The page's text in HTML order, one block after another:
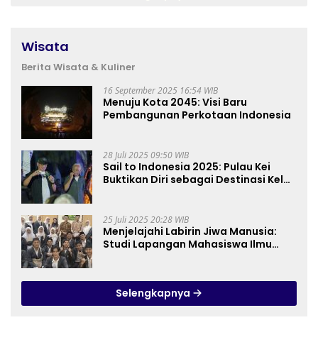
Wisata
Berita Wisata & Kuliner
16 September 2025 16:54 WIB
Menuju Kota 2045: Visi Baru
Pembangunan Perkotaan Indonesia
28 Juli 2025 09:50 WIB
Sail to Indonesia 2025: Pulau Kei
Buktikan Diri sebagai Destinasi Kelas
25 Juli 2025 20:28 WIB
Menjelajahi Labirin Jiwa Manusia:
Studi Lapangan Mahasiswa Ilmu
Selengkapnya